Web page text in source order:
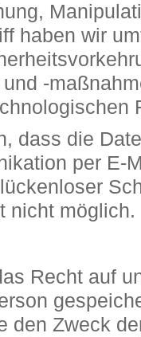
haben wir
-
dass die
per E-
nicht möglich.
Recht auf
den Zweck